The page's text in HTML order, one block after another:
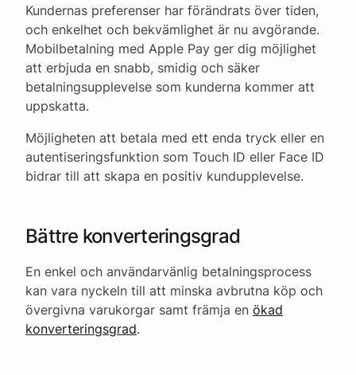
Kundernas preferenser har förändrats över tiden,
och enkelhet och bekvämlighet är nu avgörande.
Mobilbetalning med Apple Pay ger dig möjlighet
att erbjuda en snabb, smidig och säker
betalningsupplevelse som kunderna kommer att
uppskatta.
Möjligheten att betala med ett enda tryck eller en
autentiseringsfunktion som Touch ID eller Face ID
bidrar till att skapa en positiv kundupplevelse.
Bättre konverteringsgrad
En enkel och användarvänlig betalningsprocess
kan vara nyckeln till att minska avbrutna köp och
övergivna varukorgar samt främja en ökad
konverteringsgrad.